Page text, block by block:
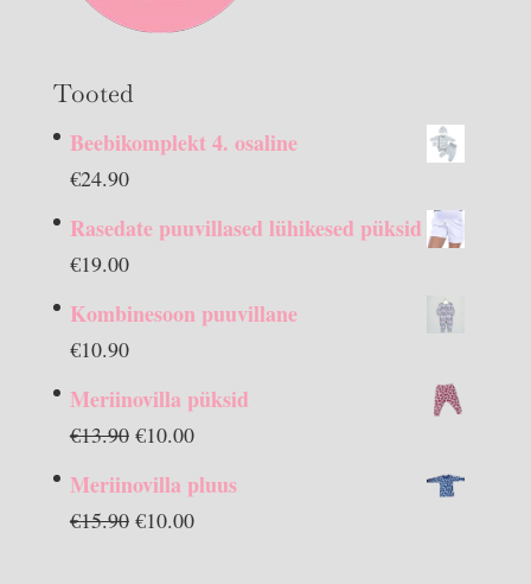
Tooted
Beebikomplekt 4. osaline
€24.90
Rasedate puuvillased lühikesed püksid
€19.00
Kombinesoon puuvillane
€10.90
Meriinovilla püksid
€13.90 Algne
€10.00Praegune
on:
Meriinovilla pluus
€15.90 Algne
€10.00Praegune